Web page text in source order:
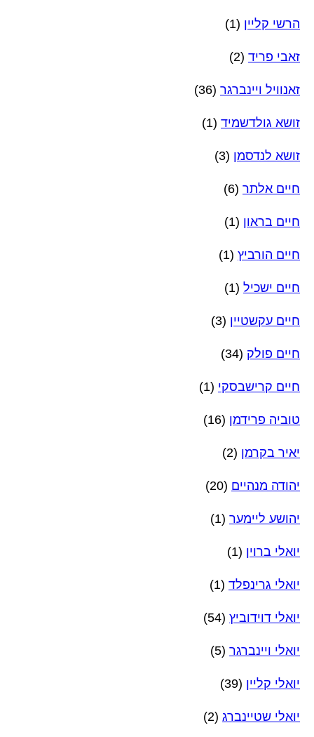
הרשי קליין (1)
זאבי פריד (2)
זאנוויל ויינברגר (36)
זושא גולדשמיד (1)
זושא לנדסמן (3)
חיים אלתר (6)
חיים בראון (1)
חיים הורביץ (1)
חיים ישכיל (1)
חיים עקשטיין (3)
חיים פולק (34)
חיים קרישבסקי (1)
טוביה פרידמן (16)
יאיר בקרמן (2)
יהודה מנהיים (20)
יהושע ליימער (1)
יואלי ברוין (1)
יואלי גרינפלד (1)
יואלי דוידוביץ (54)
יואלי ויינברגר (5)
יואלי קליין (39)
יואלי שטיינברג (2)